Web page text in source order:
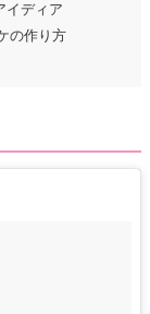
イディア
の作り方